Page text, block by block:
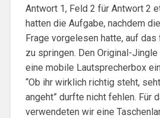
Antwort 1, Feld 2 für Antwort 2
hatten die Aufgabe, nachdem
Frage vorgelesen hatte, auf
zu springen. Den Original-
eine mobile Lautsprecherbox
“Ob ihr wirklich richtig steht,
angeht” durfte nicht fehlen. Für
verwendeten wir eine